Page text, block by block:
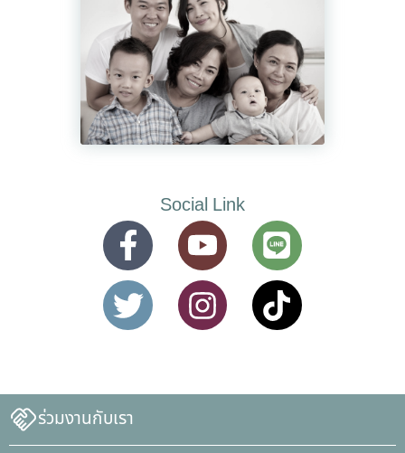
Social Link
ร่วมงานกับเรา